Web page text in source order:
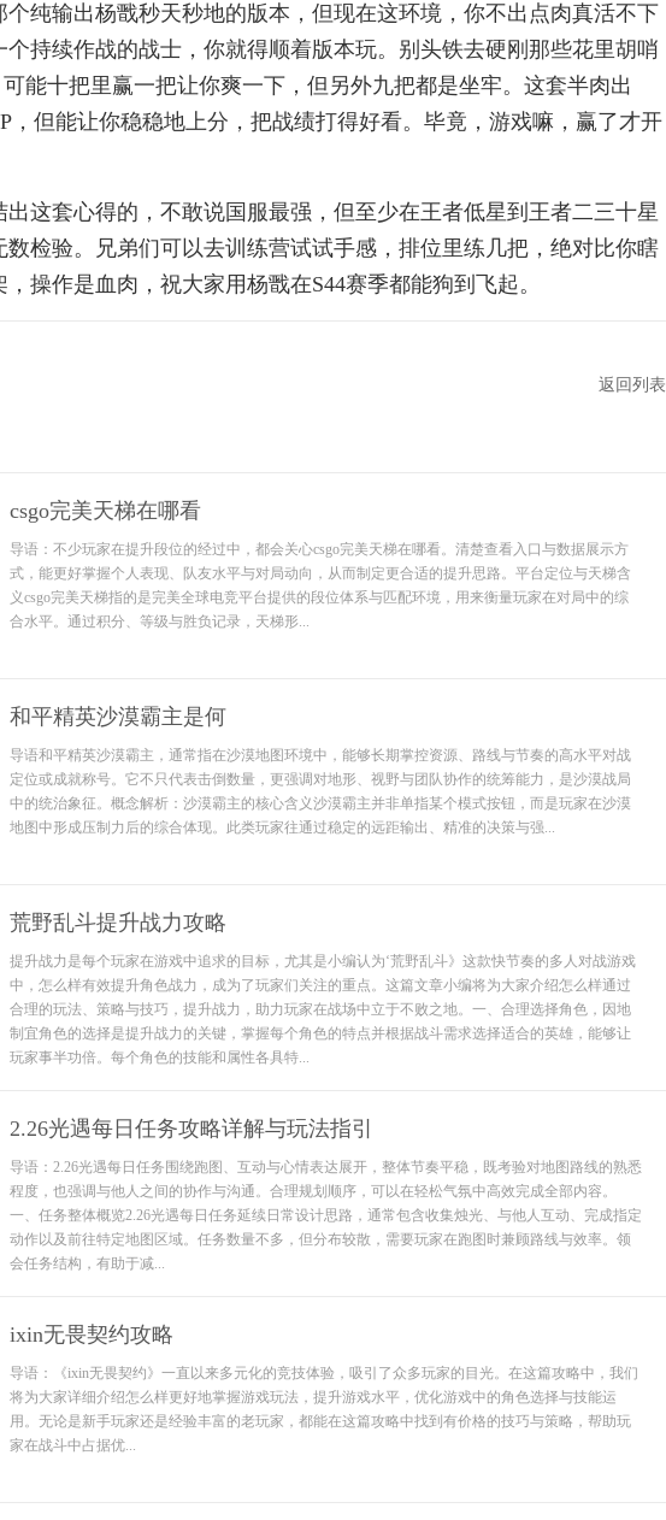
纯输出杨戬秒天秒地的版本，但现在这环境，你不出点肉真活不下
持续作战的战士，你就得顺着版本玩。别头铁去硬刚那些花里胡哨
能十把里赢一把让你爽一下，但另外九把都是坐牢。这套半肉出
，但能让你稳稳地上分，把战绩打得好看。毕竟，游戏嘛，赢了才开
这套心得的，不敢说国服最强，但至少在王者低星到王者二三十星
检验。兄弟们可以去训练营试试手感，排位里练几把，绝对比你瞎
操作是血肉，祝大家用杨戬在S44赛季都能狗到飞起。
返回列表
csgo完美天梯在哪看
导语：不少玩家在提升段位的经过中，都会关心csgo完美天梯在哪看。清楚查看入口与数据展示方
式，能更好掌握个人表现、队友水平与对局动向，从而制定更合适的提升思路。平台定位与天梯含
义csgo完美天梯指的是完美全球电竞平台提供的段位体系与匹配环境，用来衡量玩家在对局中的综
合水平。通过积分、等级与胜负记录，天梯形...
和平精英沙漠霸主是何
导语和平精英沙漠霸主，通常指在沙漠地图环境中，能够长期掌控资源、路线与节奏的高水平对战
定位或成就称号。它不只代表击倒数量，更强调对地形、视野与团队协作的统筹能力，是沙漠战局
中的统治象征。概念解析：沙漠霸主的核心含义沙漠霸主并非单指某个模式按钮，而是玩家在沙漠
地图中形成压制力后的综合体现。此类玩家往通过稳定的远距输出、精准的决策与强...
荒野乱斗提升战力攻略
提升战力是每个玩家在游戏中追求的目标，尤其是小编认为‘荒野乱斗》这款快节奏的多人对战游戏
中，怎么样有效提升角色战力，成为了玩家们关注的重点。这篇文章小编将为大家介绍怎么样通过
合理的玩法、策略与技巧，提升战力，助力玩家在战场中立于不败之地。一、合理选择角色，因地
制宜角色的选择是提升战力的关键，掌握每个角色的特点并根据战斗需求选择适合的英雄，能够让
玩家事半功倍。每个角色的技能和属性各具特...
2.26光遇每日任务攻略详解与玩法指引
导语：2.26光遇每日任务围绕跑图、互动与心情表达展开，整体节奏平稳，既考验对地图路线的熟悉
程度，也强调与他人之间的协作与沟通。合理规划顺序，可以在轻松气氛中高效完成全部内容。
一、任务整体概览2.26光遇每日任务延续日常设计思路，通常包含收集烛光、与他人互动、完成指定
动作以及前往特定地图区域。任务数量不多，但分布较散，需要玩家在跑图时兼顾路线与效率。领
会任务结构，有助于减...
ixin无畏契约攻略
导语：《ixin无畏契约》一直以来多元化的竞技体验，吸引了众多玩家的目光。在这篇攻略中，我们
将为大家详细介绍怎么样更好地掌握游戏玩法，提升游戏水平，优化游戏中的角色选择与技能运
用。无论是新手玩家还是经验丰富的老玩家，都能在这篇攻略中找到有价格的技巧与策略，帮助玩
家在战斗中占据优...